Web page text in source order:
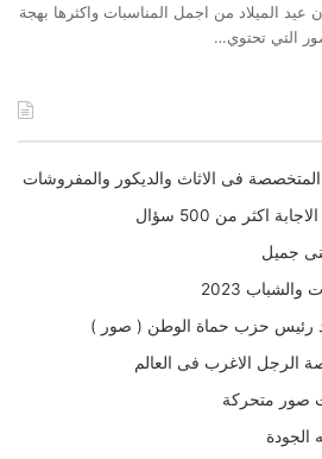
عيد الميلاد من اجمل المناسبات واكثرها بهجة
التي تحتوي…
المتخصصة فى الاثاث والديكور والمفروشات
اكثر من 500 سؤال
جميل
2023
رئيس حزب حماة الوطن ( صور )
الاغرب فى العالم
صور متحركة